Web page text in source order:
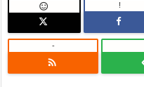
 !

-